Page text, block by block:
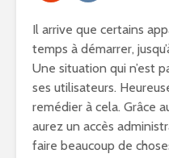
Il arrive que certains
temps à démarrer,
Une situation qui n’est
ses utilisateurs.
remédier à cela. Grâce
aurez un accès
faire beaucoup de